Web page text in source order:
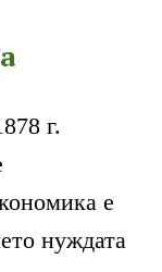
г.
е
нуждата